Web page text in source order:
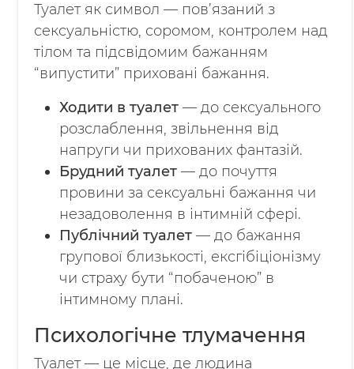
Туалет як символ — пов’язаний з
сексуальністю, соромом, контролем над
тілом та підсвідомим бажанням
“випустити” приховані бажання.
Ходити в туалет — до сексуального
розслаблення, звільнення від
напруги чи прихованих фантазій.
Брудний туалет — до почуття
провини за сексуальні бажання чи
незадоволення в інтимній сфері.
Публічний туалет — до бажання
групової близькості, ексгібіціонізму
чи страху бути “побаченою” в
інтимному плані.
Психологічне тлумачення
Туалет — це місце, де людина